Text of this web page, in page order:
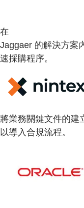
在
Jaggaer 的解決方案
速採購程序。
將業務關鍵文件的建
以導入合規流程。